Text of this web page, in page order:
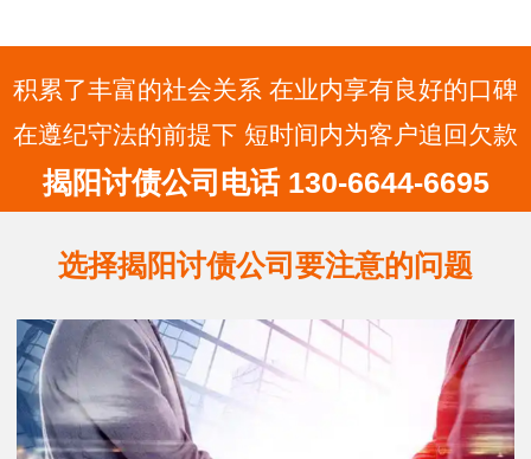
主要费用，通常是按照追讨金额的固定比
例来计算…
积累了丰富的社会关系 在业内享有良好的口碑
在遵纪守法的前提下 短时间内为客户追回欠款
揭阳讨债公司电话 130-6644-6695
选择揭阳讨债公司要注意的问题